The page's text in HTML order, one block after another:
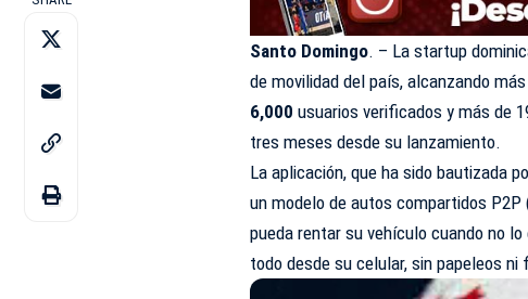
Santo Domingo. – La startup
de movilidad del país, alcanzando
6,000 usuarios verificados y más de
tres meses desde su lanzamiento.
La aplicación, que ha sido bautizada
un modelo de autos compartidos
pueda rentar su vehículo cuando no
todo desde su celular, sin papeleos ni